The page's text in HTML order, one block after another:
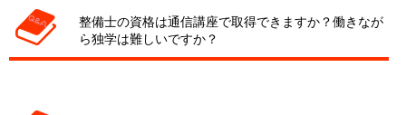
整備士の資格は通信講座で取得できますか？働きなが
ら独学は難しいですか？